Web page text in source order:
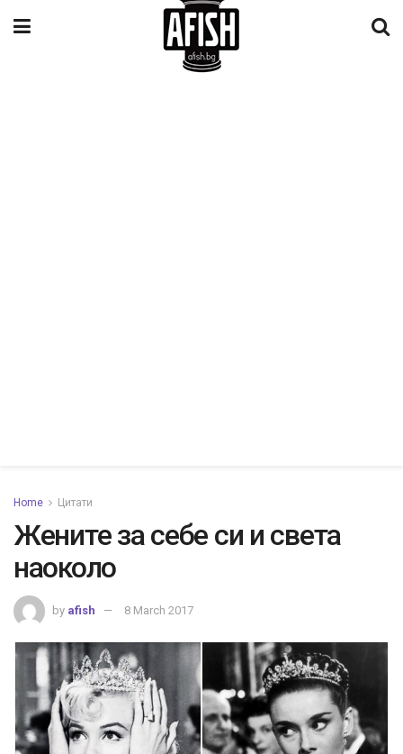
Home Цитати
Жените за себе си и света
наоколо
by afish 8 March 2017